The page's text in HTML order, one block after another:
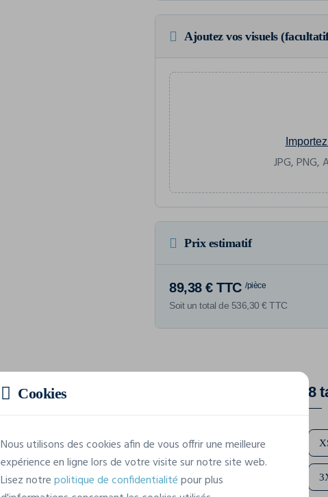
Ajoutez vos visuels
JPG, PNG,
Prix estimatif
89,38 € TTC /pièce
Soit un total de 536,30 € TTC
Caractéristiques
Marque
Clique
Référence
0200923
8
Cookies
Nous utilisons des cookies afin de vous offrir une meilleure
expérience en ligne lors de votre visite sur notre site web.
Lisez notrepolitique de confidentialitépour plus